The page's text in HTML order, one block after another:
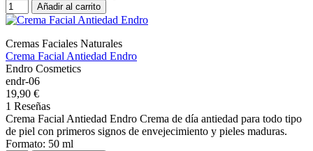
Añadir al carrito
Cremas Faciales Naturales
Crema Facial Antiedad Endro
Endro Cosmetics
endr-06
19,90 €
1 Reseñas
Crema Facial Antiedad Endro Crema de día antiedad para todo tipo
de piel con primeros signos de envejecimiento y pieles maduras.
Formato: 50 ml